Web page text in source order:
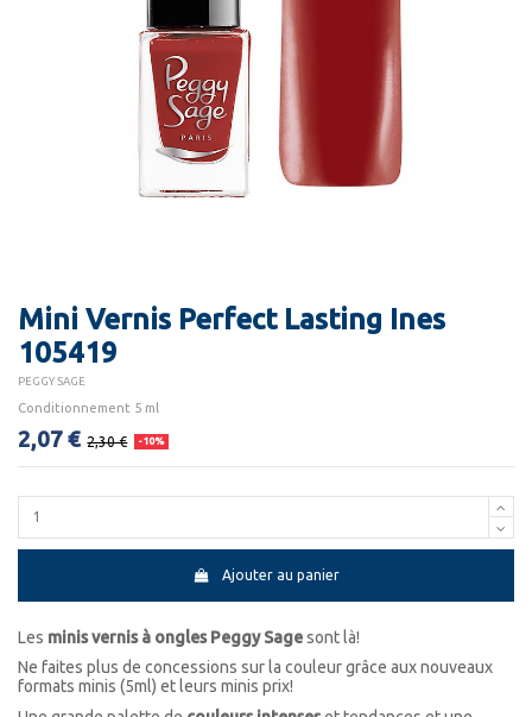
Mini Vernis Perfect Lasting Ines
105419
PEGGY SAGE
Conditionnement 5 ml
2,07 € 2,30 € -10%
Ajouter au panier
Les minis vernis à ongles Peggy Sagesont là!
Ne faites plus de concessions sur la couleur grâce aux nouveaux
formats minis (5ml) et leurs minis prix!